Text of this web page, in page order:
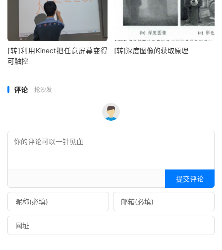
[转]利用Kinect把任意屏幕变得
可触控
[转]深度图像的获取原理
评论 抢沙发
提交评论